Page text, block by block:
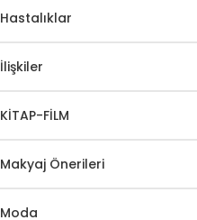
Hastalıklar
İlişkiler
KİTAP-FİLM
Makyaj Önerileri
Moda